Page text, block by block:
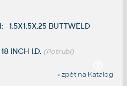
1.5X1.5X.25 BUTTWELD
INCH I.D. (Potrubí)
« zpět na Katalog